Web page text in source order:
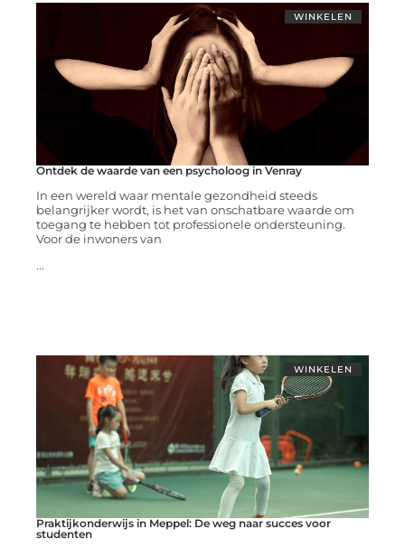
WINKELEN
Ontdek de waarde van een psycholoog in Venray
In een wereld waar mentale gezondheid steeds
belangrijker wordt, is het van onschatbare waarde om
toegang te hebben tot professionele ondersteuning.
Voor de inwoners van
...
WINKELEN
Praktijkonderwijs in Meppel: De weg naar succes voor
studenten